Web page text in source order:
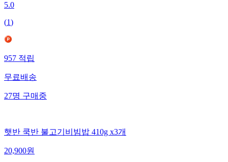
5.0
(1)
957적립
무료배송
27명구매중
햇반 쿡반 불고기비빔밥 410g x3개
20,900원